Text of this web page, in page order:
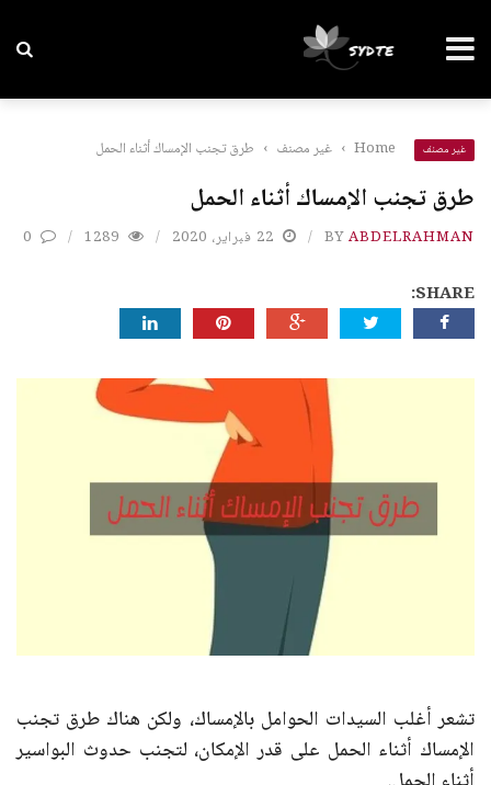
غير مصنف Home
› غير مصنف › طرق تجنب الإمساك أثناء الحمل
طرق تجنب الإمساك أثناء الحمل
BYABDELRAHMAN 22 فبراير، 2020 1289
0
SHARE:
تشعر أغلب السيدات الحوامل بالإمساك، ولكن هناك طرق تجنب
الإمساك أثناء الحمل على قدر الإمكان، لتجنب حدوث البواسير